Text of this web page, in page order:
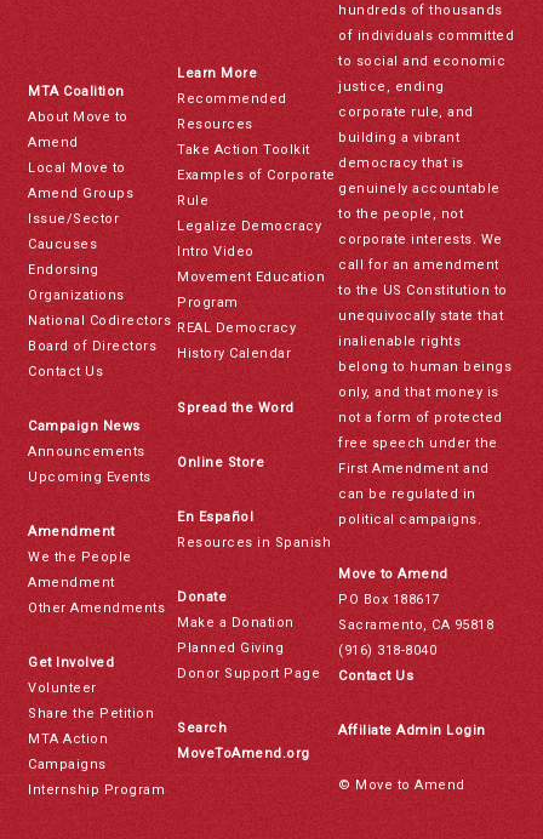
MTA Coalition
About Move to
Amend
Local Move to
Amend Groups
Issue/Sector
Caucuses
Endorsing
Organizations
National Codirectors
Board of Directors
Contact Us
Campaign News
Announcements
Upcoming Events
Amendment
We the People
Amendment
Other Amendments
Get Involved
Volunteer
Share the Petition
MTA Action
Campaigns
Internship Program
Learn More
Recommended
Resources
Take Action Toolkit
Examples of Corporate
Rule
Legalize Democracy
Intro Video
Movement Education
Program
REAL Democracy
History Calendar
Spread the Word
Online Store
En Español
Resources in Spanish
Donate
Make a Donation
Planned Giving
Donor Support Page
Search
MoveToAmend.org
hundreds of thousands
of individuals committed
to social and economic
justice, ending
corporate rule, and
building a vibrant
democracy that is
genuinely accountable
to the people, not
corporate interests. We
call for an amendment
to the US Constitution to
unequivocally state that
inalienable rights
belong to human beings
only, and that money is
not a form of protected
free speech under the
First Amendment and
can be regulated in
political campaigns.
Move to Amend
PO Box 188617
Sacramento, CA 95818
(916) 318-8040
Contact Us
Affiliate Admin Login
© Move to Amend